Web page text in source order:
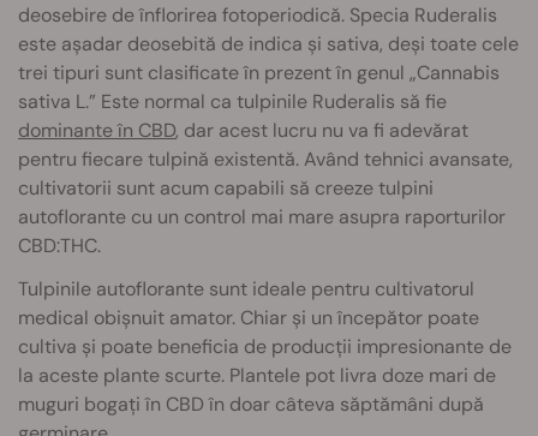
deosebire de înflorirea fotoperiodică. Specia Ruderalis
este așadar deosebită de indica și sativa, deși toate cele
trei tipuri sunt clasificate în prezent în genul „Cannabis
sativa L.” Este normal ca tulpinile Ruderalis să fie
dominante în CBD, dar acest lucru nu va fi adevărat
pentru fiecare tulpină existentă. Având tehnici avansate,
cultivatorii sunt acum capabili să creeze tulpini
autoflorante cu un control mai mare asupra raporturilor
CBD:THC.
Tulpinile autoflorante sunt ideale pentru cultivatorul
medical obișnuit amator. Chiar și un începător poate
cultiva și poate beneficia de producții impresionante de
la aceste plante scurte. Plantele pot livra doze mari de
muguri bogați în CBD în doar câteva săptămâni după